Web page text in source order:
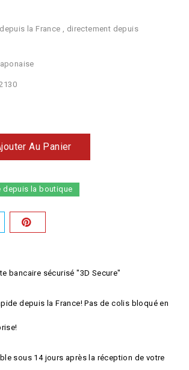
la France , directement depuis
Au Panier
depuis la boutique
bancaire sécurisé "3D Secure"
depuis la France! Pas de colis bloqué en
sous 14 jours après la réception de votre